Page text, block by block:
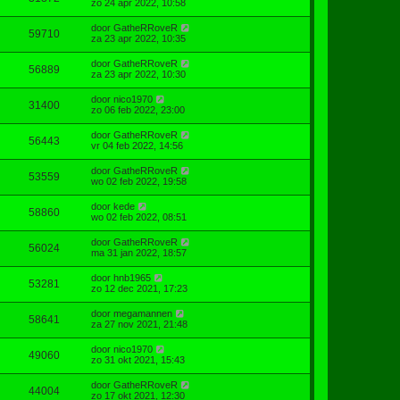
zo 24 apr 2022, 10:58
59710 door GatheRRoveR
za 23 apr 2022, 10:35
56889 door GatheRRoveR
za 23 apr 2022, 10:30
31400 door nico1970
zo 06 feb 2022, 23:00
56443 door GatheRRoveR
vr 04 feb 2022, 14:56
53559 door GatheRRoveR
wo 02 feb 2022, 19:58
58860 door kede
wo 02 feb 2022, 08:51
56024 door GatheRRoveR
ma 31 jan 2022, 18:57
53281 door hnb1965
zo 12 dec 2021, 17:23
58641 door megamannen
za 27 nov 2021, 21:48
49060 door nico1970
zo 31 okt 2021, 15:43
44004 door GatheRRoveR
zo 17 okt 2021, 12:30